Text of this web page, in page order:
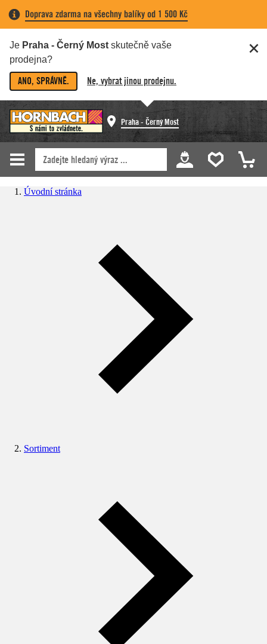
Doprava zdarma na všechny balíky od 1 500 Kč
Je Praha - Černý Most skutečně vaše
prodejna?
ANO, SPRÁVNĚ. Ne, vybrat jinou prodejnu.
Praha - Černý Most
Úvodní stránka
Sortiment